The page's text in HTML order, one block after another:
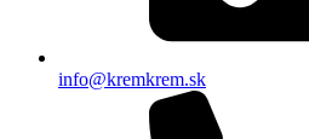
info@kremkrem.sk